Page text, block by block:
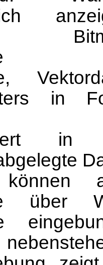
in
in
können
über